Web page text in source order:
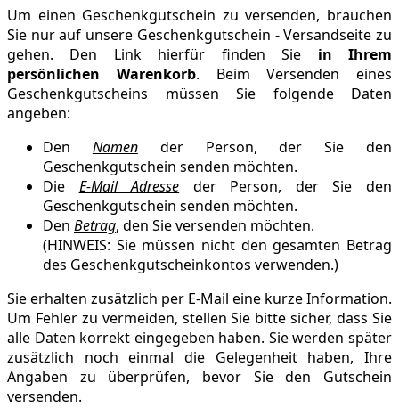
Um einen Geschenkgutschein zu versenden, brauchen
Sie nur auf unsere Geschenkgutschein - Versandseite zu
gehen. Den Link hierfür finden Sie in Ihrem
persönlichen Warenkorb. Beim Versenden eines
Geschenkgutscheins müssen Sie folgende Daten
angeben:
Den Namender Person, der Sie den
Geschenkgutschein senden möchten.
Die E-Mail Adresse der Person, der Sie den
Geschenkgutschein senden möchten.
Den Betrag, den Sie versenden möchten.
(HINWEIS: Sie müssen nicht den gesamten Betrag
des Geschenkgutscheinkontos verwenden.)
Sie erhalten zusätzlich per E-Mail eine kurze Information.
Um Fehler zu vermeiden, stellen Sie bitte sicher, dass Sie
alle Daten korrekt eingegeben haben. Sie werden später
zusätzlich noch einmal die Gelegenheit haben, Ihre
Angaben zu überprüfen, bevor Sie den Gutschein
versenden.